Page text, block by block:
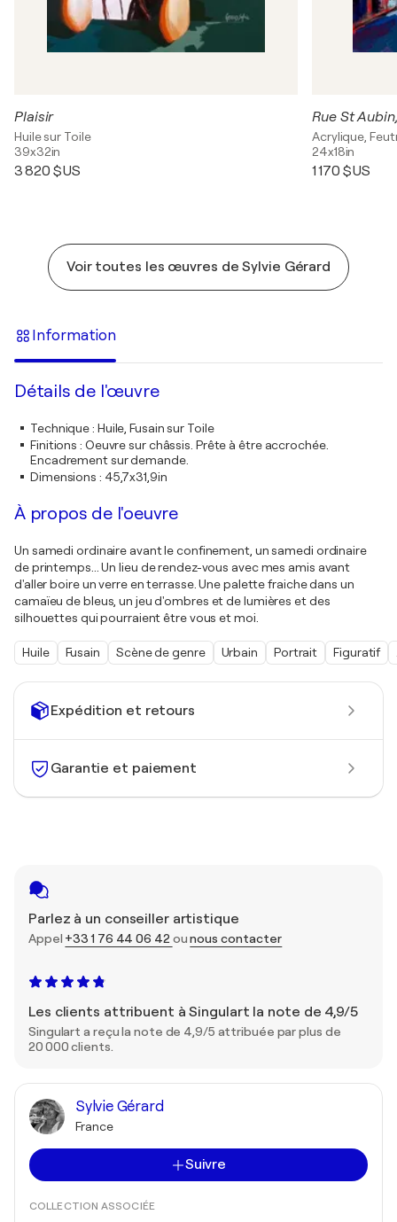
Expédition et retours
Garantie et paiement
Parlez à un conseiller artistique
Appel +33 1 76 44 06 42 ounous contacter
Les clients attribuent à Singulart la note de 4,9/5
Singulart a reçu la note de 4,9/5 attribuée par plus de
20 000 clients.
Sylvie Gérard
France
Suivre
COLLECTION ASSOCIÉE
Plaisir
Huile sur Toile
39x32in
3 820 $US
Rue St
Acrylique,
24x18in
1 170 $US
Voir toutes les œuvres de Sylvie Gérard
Information
Détails de l'œuvre
Technique: Huile, Fusain sur Toile
Finitions : Oeuvre sur châssis. Prête à être accrochée.
Encadrement sur demande.
Dimensions : 45,7x31,9in
À propos de l'oeuvre
Un samedi ordinaire avant le confinement, un samedi ordinaire
de printemps... Un lieu de rendez-vous avec mes amis avant
d'aller boire un verre en terrasse. Une palette fraiche dans un
camaïeu de bleus, un jeu d'ombres et de lumières et des
silhouettes qui pourraient être vous et moi.
Huile Fusain Scène de genre Urbain Portrait Figuratif